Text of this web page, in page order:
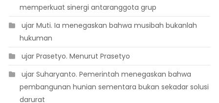
memperkuat sinergi antaranggota grup
 ujar Muti. Ia menegaskan bahwa musibah bukanlah
hukuman
 ujar Prasetyo. Menurut Prasetyo
 ujar Suharyanto. Pemerintah menegaskan bahwa
pembangunan hunian sementara bukan sekadar solusi
darurat